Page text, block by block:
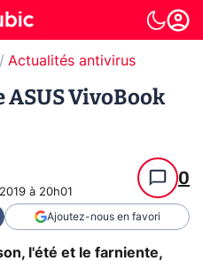
Actualités antivirus
ASUS VivoBook
à 20h01
0
Ajoutez-nous en favori
l'été et le farniente,